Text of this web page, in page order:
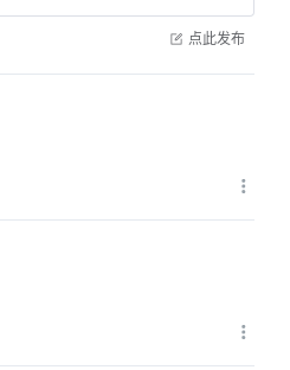
点此发布